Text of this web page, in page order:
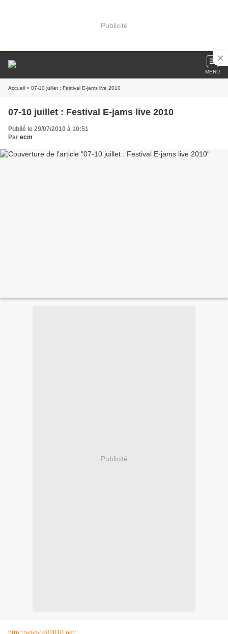
Publicité
MENU
Accueil » 07-10 juillet : Festival E-jams live 2010
07-10 juillet : Festival E-jams live 2010
Publié le 29/07/2010 à 10:51
Par ecm
Publicité